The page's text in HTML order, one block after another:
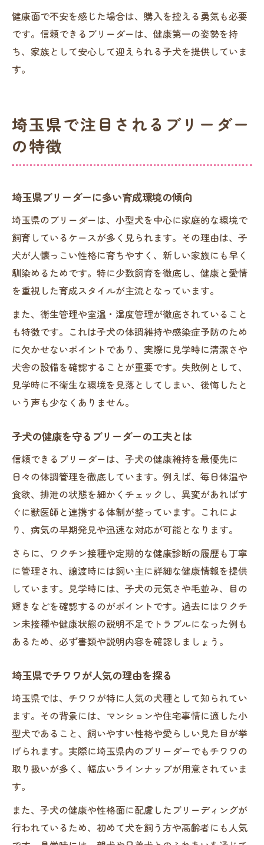
健康面で不安を感じた場合は、購入を控える勇気も必要
です。信頼できるブリーダーは、健康第一の姿勢を持
ち、家族として安心して迎えられる子犬を提供していま
す。
埼玉県で注目されるブリーダー
の特徴
埼玉県ブリーダーに多い育成環境の傾向
埼玉県のブリーダーは、小型犬を中心に家庭的な環境で
飼育しているケースが多く見られます。その理由は、子
犬が人懐っこい性格に育ちやすく、新しい家族にも早く
馴染めるためです。特に少数飼育を徹底し、健康と愛情
を重視した育成スタイルが主流となっています。
また、衛生管理や室温・湿度管理が徹底されていること
も特徴です。これは子犬の体調維持や感染症予防のため
に欠かせないポイントであり、実際に見学時に清潔さや
犬舎の設備を確認することが重要です。失敗例として、
見学時に不衛生な環境を見落としてしまい、後悔したと
いう声も少なくありません。
子犬の健康を守るブリーダーの工夫とは
信頼できるブリーダーは、子犬の健康維持を最優先に
日々の体調管理を徹底しています。例えば、毎日体温や
食欲、排泄の状態を細かくチェックし、異変があればす
ぐに獣医師と連携する体制が整っています。これによ
り、病気の早期発見や迅速な対応が可能となります。
さらに、ワクチン接種や定期的な健康診断の履歴も丁寧
に管理され、譲渡時には飼い主に詳細な健康情報を提供
しています。見学時には、子犬の元気さや毛並み、目の
輝きなどを確認するのがポイントです。過去にはワクチ
ン未接種や健康状態の説明不足でトラブルになった例も
あるため、必ず書類や説明内容を確認しましょう。
埼玉県でチワワが人気の理由を探る
埼玉県では、チワワが特に人気の犬種として知られてい
ます。その背景には、マンションや住宅事情に適した小
型犬であること、飼いやすい性格や愛らしい見た目が挙
げられます。実際に埼玉県内のブリーダーでもチワワの
取り扱いが多く、幅広いラインナップが用意されていま
す。
また、子犬の健康や性格面に配慮したブリーディングが
行われているため、初めて犬を飼う方や高齢者にも人気